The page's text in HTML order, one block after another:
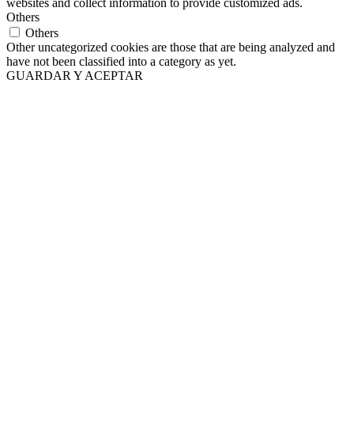
Others
Others
Other uncategorized cookies are those that are being analyzed and
have not been classified into a category as yet.
GUARDAR Y ACEPTAR